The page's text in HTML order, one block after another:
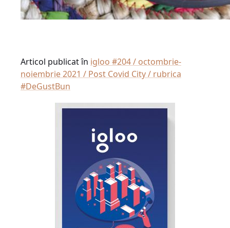
Articol publicat în igloo #204 / octombrie-
noiembrie 2021 / Post Covid City / rubrica
#DeGustBun